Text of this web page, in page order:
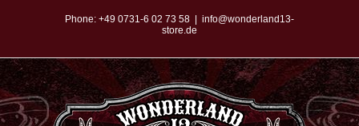
springen
Phone: +49 0731-6 02 73 58
info@wonderland13-
store.de